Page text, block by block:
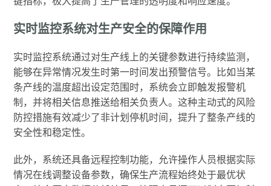
实时监控系统对生产安全的保障作用
实时监控系统通过对生产线上的关键参数进行持续监测，
能够在异常情况发生时第一时间发出预警信号。比如当某
条产线的温度超出设定范围时，系统会立即触发报警机
制，并将相关信息推送给相关负责人。这种主动式的风险
防控措施有效减少了非计划停机时间，提升了整条产线的
安全性和稳定性。
此外，系统还具备远程控制功能，允许操作人员根据实际
情况在线调整设备参数，确保生产流程始终处于最优状